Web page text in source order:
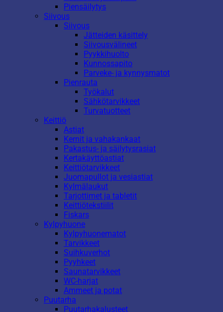
Piensäilytys
Siivous
Siivous
Jätteiden käsittely
Siivousvälineet
Pyykkihuolto
Kunnossapito
Parveke- ja kynnysmatot
Pienrauta
Työkalut
Sähkötarvikkeet
Turvatuotteet
Keittiö
Astiat
Kernit ja vahakankaat
Pakastus- ja säilytysrasiat
Kertakäyttöastiat
Keittiötarvikkeet
Juomapullot ja vesiastiat
Kylmälaukut
Tarjottimet ja tabletit
Keittiötekstiilit
Fiskars
Kylpyhuone
Kylpyhuonematot
Tarvikkeet
Suihkuverhot
Pyyhkeet
Saunatarvikkeet
WC-harjat
Ammeet ja potat
Puutarha
Puutarhakalusteet